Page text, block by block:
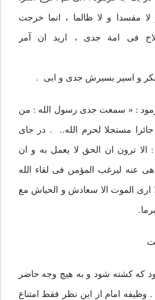
لا مفسدا و لا ظالما ، انما خرجت
فی امة جدی‏ ، اريد ان آمر
و اسير بسيرش جدی و ابی .
: « سمعت جدی رسول الله : من
مستحلا لحرم الله.. . در جای
الا ترون ان الحق لا يعمل به و ان
عنه ليرغب المؤمن فی لقاء الله
اری الموت الا سعادش و الحياش مع
كه كشته شود و به هيچ وجه حاضر
. وظيفه‏ امام از اين نظر فقط امتناع